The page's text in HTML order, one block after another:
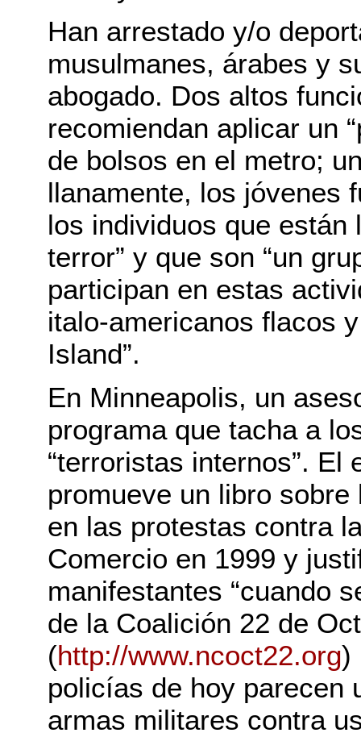
Han arrestado y/o
musulmanes, árabes y
abogado. Dos altos
recomiendan aplicar un
de bolsos en el metro;
llanamente, los jóvenes
los individuos que
terror” y que son “un
participan en estas
italo-americanos flacos
Island”.
En Minneapolis, un
programa que tacha a
“terroristas internos”.
promueve un libro sobre
en las protestas contra
Comercio en 1999 y
manifestantes “cuando
de la Coalición 22 de
(http://www.ncoct22.org)
policías de hoy parecen
armas militares contra